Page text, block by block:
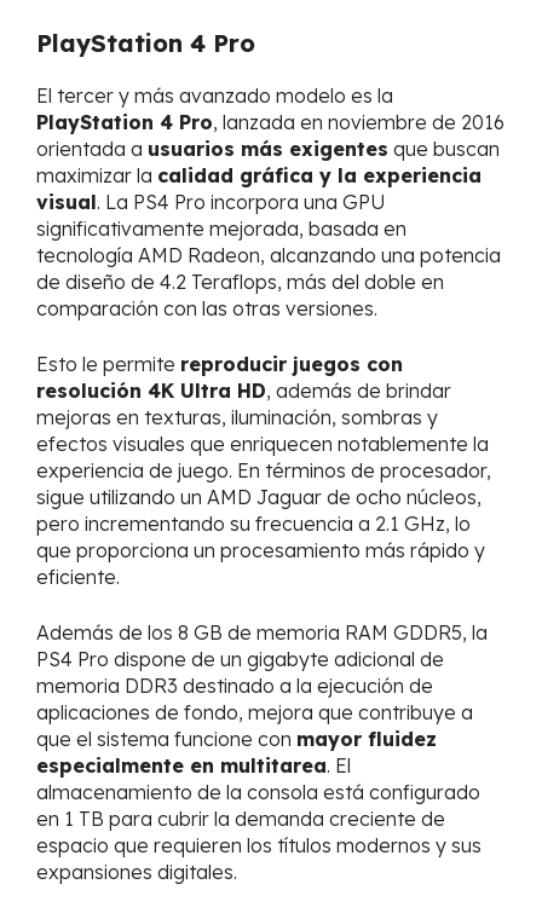
PlayStation 4 Pro
El tercer y más avanzado modelo es la
PlayStation 4 Pro, lanzada en noviembre de 2016
orientada a usuarios más exigentes que buscan
maximizar la calidad gráfica y la experiencia
visual. La PS4 Pro incorpora una GPU
significativamente mejorada, basada en
tecnología AMD Radeon, alcanzando una potencia
de diseño de 4.2 Teraflops, más del doble en
comparación con las otras versiones.
Esto le permite reproducir juegos con
resolución 4K Ultra HD, además de brindar
mejoras en texturas, iluminación, sombras y
efectos visuales que enriquecen notablemente la
experiencia de juego. En términos de procesador,
sigue utilizando un AMD Jaguar de ocho núcleos,
pero incrementando su frecuencia a 2.1 GHz, lo
que proporciona un procesamiento más rápido y
eficiente.
Además de los 8 GB de memoria RAM GDDR5, la
PS4 Pro dispone de un gigabyte adicional de
memoria DDR3 destinado a la ejecución de
aplicaciones de fondo, mejora que contribuye a
que el sistema funcione con mayor fluidez
especialmente en multitarea. El
almacenamiento de la consola está configurado
en 1 TB para cubrir la demanda creciente de
espacio que requieren los títulos modernos y sus
expansiones digitales.